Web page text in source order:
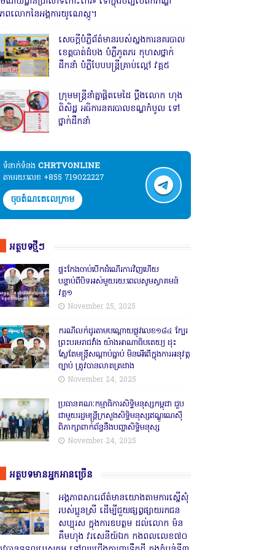
ពលោកនៃអង្គការយូណេស្កូ។
សេចក្តីបំភ្លឺព័ត៌មានរបស់ស្នងការនគរបាល
ខេត្តបាត់ដំបង បំភ្លឺភូតភរ កុហសថ្នាក់
ដឹកនាំ បំភ្លឺបែបបន្ត្រីគ្រាប់ល្ពៅ វគ្គ៥
ក្រុមមន្ត្រីនាំគ្នាផ្ដិតមេដៃ ប្ដឹងលោក ហុង
ពិសិដ្ឋ អធិការនគរបាលខណ្ឌកំបូល ទៅ
ថ្នាក់ដឹកនាំ
ទំនាក់ទំនង​​ CHRTVONLINE
តាមរយៈលេខ +855 719022227
ចុចតំណតេលេក្រាម
អត្ថបទថ្មីៗ
ផ្ទះកែងចាប់បើកដំណើរការវិញហើយ
បន្ទាប់ពីបិទអស់មួយរយ:ពេលសូមស្វាគមន៍
វគ្គ១
November 25, 2025
ករណីលក់ដូរតាមបណ្តោយផ្លូវលេខ១៨៤ ក្បែរ
ព្រះបរមរាជវាំង យ៉ាងអាណាធិបតេយ្យ ដុះ
ស្លែតែមន្ត្រីសណ្តាប់ធ្នាប់ មិនអើពើក្នុងការអនុវត្ត
ច្បាប់ ត្រូវបានលាតត្រដាង
November 24, 2025
ប្រធានគណៈកម្មាធិការសិទ្ធិមនុស្សកម្ពុជា ជួប
ជាមួយរដ្ឋមន្ត្រីក្រសួងសិទ្ធិមនុស្សឥណ្ឌូណេស៊ី
ពិភាក្សាពាក់ព័ន្ធនឹងបញ្ហាសិទ្ធិមនុស្ស
November 24, 2025
អត្ថបទមានអ្នកអានច្រើន
អង្គភាពសារេព័ត៌មានយោងតាមការស្នើសុំ
របស់ប្អូនស្រី ដើម្បីជួយផ្សព្វផ្សាយរកជន
សប្បុរស ក្នុងការឧបត្ថម ដល់លោក ម៉ន
គឹមហុង វរសេនីយ៍ឯក កងពលលេខ៧០